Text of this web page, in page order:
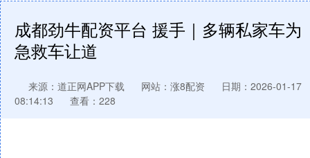
成都劲牛配资平台 援手｜多辆私家车为
急救车让道
来源：道正网APP下载 网站：涨8配资
日期：2026-01-17
08:14:13
查看：228